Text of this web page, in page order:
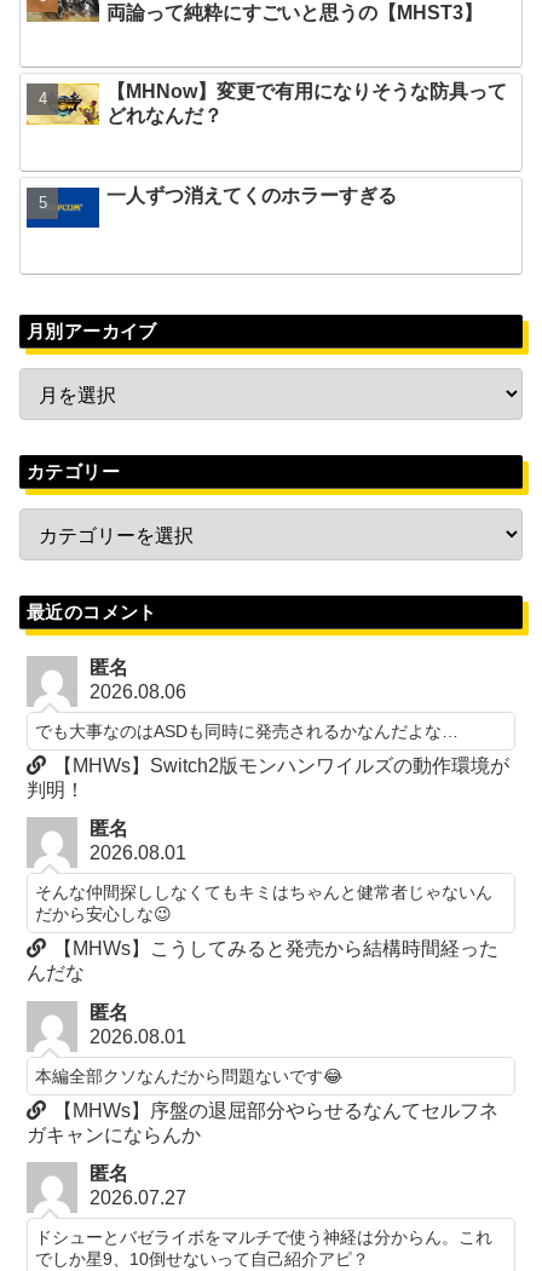
両論って純粋にすごいと思うの【MHST3】
【MHNow】変更で有用になりそうな防具って
どれなんだ？
一人ずつ消えてくのホラーすぎる
月別アーカイブ
カテゴリー
最近のコメント
匿名
2026.08.06
でも大事なのはASDも同時に発売されるかなんだよな…
【MHWs】Switch2版モンハンワイルズの動作環境が
判明！
匿名
2026.08.01
そんな仲間探ししなくてもキミはちゃんと健常者じゃないん
だから安心しな😉
【MHWs】こうしてみると発売から結構時間経った
んだな
匿名
2026.08.01
本編全部クソなんだから問題ないです😂
【MHWs】序盤の退屈部分やらせるなんてセルフネ
ガキャンにならんか
匿名
2026.07.27
ドシューとバゼライボをマルチで使う神経は分からん。これ
でしか星9、10倒せないって自己紹介アピ？